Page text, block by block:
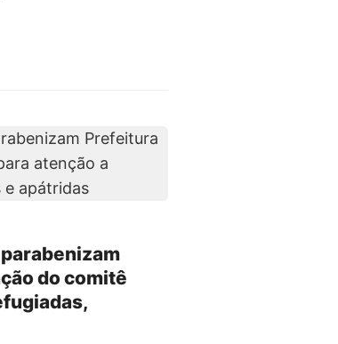
parabenizam
do comitê